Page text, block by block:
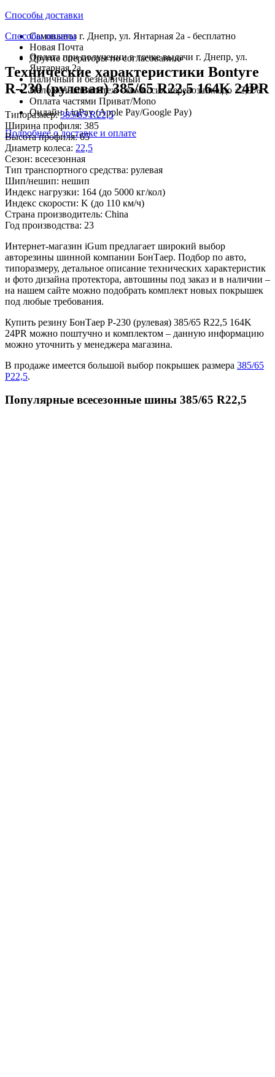
Способы доставки
Самовывоз г. Днепр, ул. Янтарная 2а - бесплатно
Новая Почта
Другие операторы по согласованию
Способы оплаты
Оплата при получении в точке выдачи г. Днепр, ул.
Янтарная 2а
Наличный и безналичный
Наложенный платеж - комиссия перевозчика до +2,9%
Оплата частями Приват/Mono
Онлайн LiqPay (Apple Pay/Google Pay)
Подробнее о доставке и оплате
Технические характеристики Bontyre
R-230 (рулевая) 385/65 R22,5 164K 24PR
Типоразмер:385/65 R22,5
Ширина профиля: 385
Высота профиля:65
Диаметр колеса: 22,5
Сезон: всесезонная
Тип транспортного средства: рулевая
Шип/нешип: нешип
Индекс нагрузки: 164 (до 5000 кг/кол)
Индекс скорости: K (до 110 км/ч)
Страна производитель: China
Год производства: 23
Интернет-магазин iGum предлагает широкий выбор
авторезины шинной компании БонТаер. Подбор по авто,
типоразмеру, детальное описание технических характеристик
и фото дизайна протектора, автошины под заказ и в наличии –
на нашем сайте можно подобрать комплект новых покрышек
под любые требования.
Купить резину БонТаер Р-230 (рулевая) 385/65 R22,5 164K
24PR можно поштучно и комплектом – данную информацию
можно уточнить у менеджера магазина.
В продаже имеется большой выбор покрышек размера 385/65
Р22,5.
Популярные всесезонные шины 385/65 R22,5